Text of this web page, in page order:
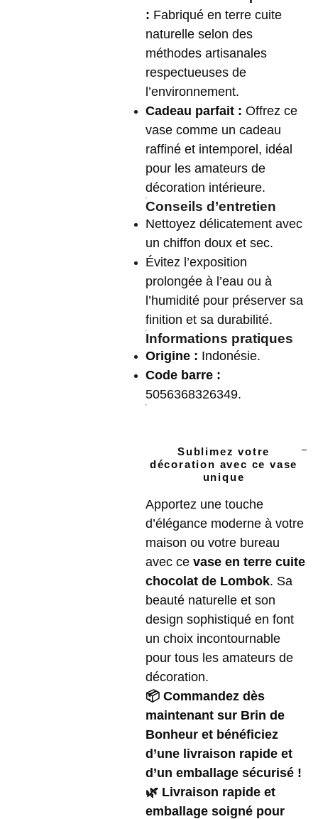
: Fabriqué en terre cuite
naturelle selon des
méthodes artisanales
respectueuses de
l’environnement.
Cadeau parfait : Offrez ce
vase comme un cadeau
raffiné et intemporel, idéal
pour les amateurs de
décoration intérieure.
Conseils d’entretien
Nettoyez délicatement avec
un chiffon doux et sec.
Évitez l’exposition
prolongée à l’eau ou à
l’humidité pour préserver sa
finition et sa durabilité.
Informations pratiques
Origine : Indonésie.
Code barre :
5056368326349.
Sublimez votre
décoration avec ce vase
unique
Apportez une touche
d’élégance moderne à votre
maison ou votre bureau
avec ce vase en terre cuite
chocolat de Lombok. Sa
beauté naturelle et son
design sophistiqué en font
un choix incontournable
pour tous les amateurs de
décoration.
📦 Commandez dès
maintenant sur Brin de
Bonheur et bénéficiez
d’une livraison rapide et
d’un emballage sécurisé !
🌿 Livraison rapide et
emballage soigné pour